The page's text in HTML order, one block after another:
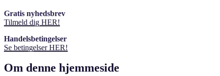
Gratis nyhedsbrev
Tilmeld dig HER!
Handelsbetingelser
Se betingelser HER!
Om denne hjemmeside